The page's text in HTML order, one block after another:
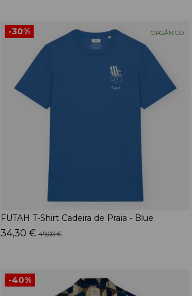
ORGÂNICO
-30%
FUTAH T-Shirt Cadeira de Praia - Blue
34,30 € 49,00 €
-40%